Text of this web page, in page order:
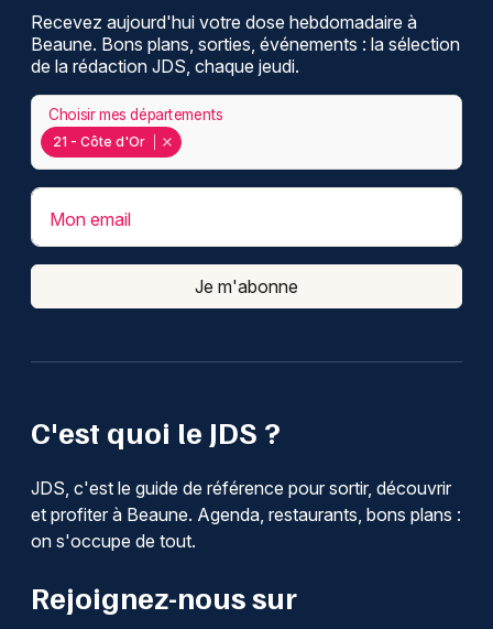
C'est quoi le JDS ?
JDS, c'est le guide de référence pour sortir, découvrir
et profiter à Beaune. Agenda, restaurants, bons plans :
on s'occupe de tout.
Rejoignez-nous sur
Recevez aujourd'hui votre dose hebdomadaire à
Beaune. Bons plans, sorties, événements : la sélection
de la rédaction JDS, chaque jeudi.
21 - Côte d'Or
Choisir mes départements
Mon email
Je m'abonne